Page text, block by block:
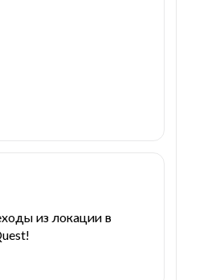
из локации в